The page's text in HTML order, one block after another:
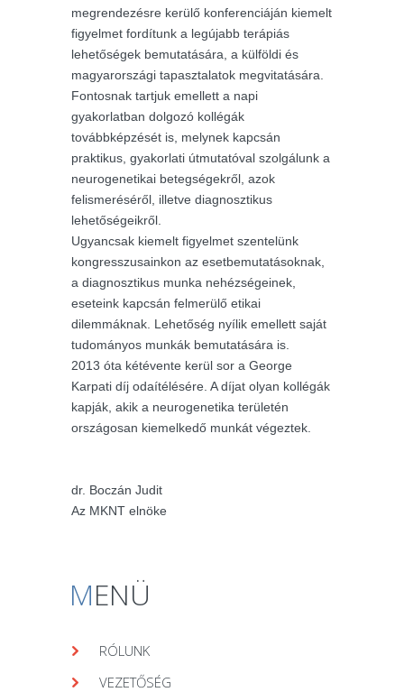
megrendezésre kerülő konferenciáján kiemelt
figyelmet fordítunk a legújabb terápiás
lehetőségek bemutatására, a külföldi és
magyarországi tapasztalatok megvitatására.
Fontosnak tartjuk emellett a napi
gyakorlatban dolgozó kollégák
továbbképzését is, melynek kapcsán
praktikus, gyakorlati útmutatóval szolgálunk a
neurogenetikai betegségekről, azok
felismeréséről, illetve diagnosztikus
lehetőségeikről.
Ugyancsak kiemelt figyelmet szentelünk
kongresszusainkon az esetbemutatásoknak,
a diagnosztikus munka nehézségeinek,
eseteink kapcsán felmerülő etikai
dilemmáknak. Lehetőség nyílik emellett saját
tudományos munkák bemutatására is.
2013 óta kétévente kerül sor a George
Karpati díj odaítélésére. A díjat olyan kollégák
kapják, akik a neurogenetika területén
országosan kiemelkedő munkát végeztek.
dr. Boczán Judit
Az MKNT elnöke
MENÜ
RÓLUNK
VEZETŐSÉG